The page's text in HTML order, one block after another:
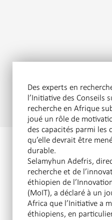
Des experts en
l’Initiative des Conseils
recherche en Afrique
joué un rôle de
des capacités parmi les
qu’elle devrait être
durable.
Selamyhun Adefris,
recherche et de
éthiopien de
(MoIT), a déclaré à un
Africa que l’Initiative a
éthiopiens, en